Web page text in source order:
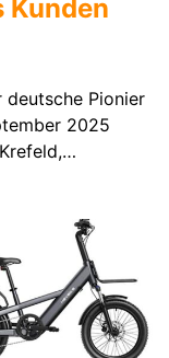
Kunden
deutsche Pionier
2025